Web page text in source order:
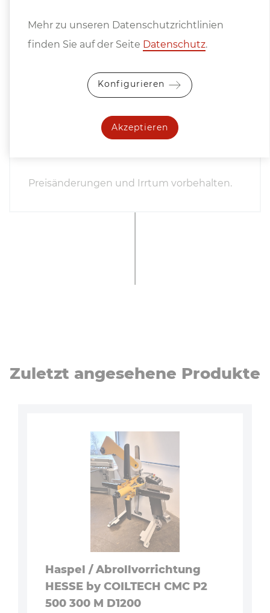
Lieferbedingungendes Fachverbandes der
Maschinen- und Stahlbauindustrie
Wir verkaufen ausschließlich unter
vollständigen Bezahlung unser
Preisänderungen und Irrtum vorbehalten.
Zuletzt angesehene Produkte
Haspel / Abrollvorrichtung
HESSE by COILTECH CMC P2
500 300 M D1200
Mehr zu unseren Datenschutzrichtlinien
finden Sie auf der Seite Datenschutz.
Konfigurieren
Akzeptieren